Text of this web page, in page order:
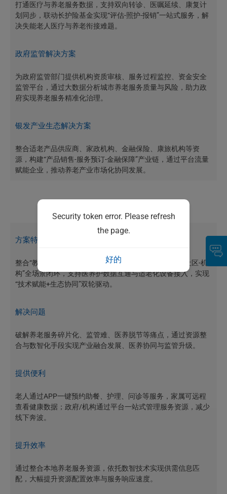
打通医疗与养老服务数据，支持双向转诊、医嘱延续、康复计
划同步，联动长护险基金实现“评估-照护-报销”一站式服务，解
决失能老人医疗与养老衔接难题。
政府监管解决方案
为政府监管部门提供机构资质审核、服务过程监控、资金安全
监管平台，通过大数据分析城市养老服务质量与风险，助力政
府实现养老服务精准化治理。
银发产业生态解决方案
整合适老产品供应商、家政机构、金融保险、康旅机构等资
源，构建“产品销售-服务预订-金融保障”产业链，通过平台流量
赋能企业，推动养老产业市场化协同发展。
方案特点
整合“教医养康旅”资源，以大数据+AI驱动，构建“居家-社区-机
构”全场景闭环，支持医养护数据互通与适老化设备接入，实现
“技术赋能+生态协同”双轮驱动。
解决问题
破解养老服务碎片化、监管难、医养脱节等痛点，通过资源整
合与数智化手段实现产业融合发展、医养协同与监管升级。
提供便利
老人通过APP一键预约助餐、护理、问诊等服务，家属可远程
查看健康数据；政府/机构通过平台一站式管理服务资源，减少
线下奔波。
提升效率
通过整合本地养老服务资源，依托数智技术实现供需信息匹
配，大幅提升资源配置效率与服务响应速度。
Security token error. Please refresh
the page.
好的